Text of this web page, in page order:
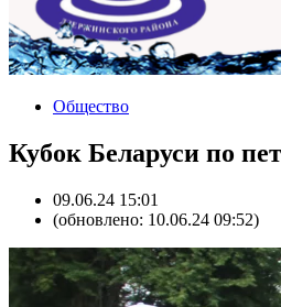
Общество
Кубок Беларуси по
09.06.24 15:01
(обновлено: 10.06.24 09:52)